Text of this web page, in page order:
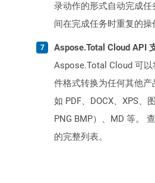
录动作的形式自动完成
间在完成任务时重复的操
Aspose.Total Cloud API
Aspose.Total Cloud 可
件格式转换为任何其他产
如 PDF、DOCX、XPS、
PNG BMP）、MD 等。
的完整列表。